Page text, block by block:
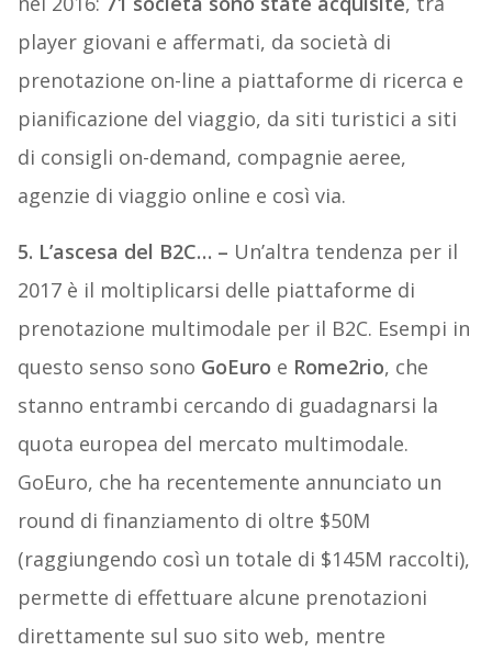
player giovani e affermati, da società di
prenotazione on-line a piattaforme di ricerca e
pianificazione del viaggio, da siti turistici a siti
di consigli on-demand, compagnie aeree,
agenzie di viaggio online e così via.
5. L’ascesa del B2C… – Un’altra tendenza per il
2017 è il moltiplicarsi delle piattaforme di
prenotazione multimodale per il B2C. Esempi in
questo senso sono GoEuro e Rome2rio, che
stanno entrambi cercando di guadagnarsi la
quota europea del mercato multimodale.
GoEuro, che ha recentemente annunciato un
round di finanziamento di oltre $50M
(raggiungendo così un totale di $145M raccolti),
permette di effettuare alcune prenotazioni
direttamente sul suo sito web, mentre